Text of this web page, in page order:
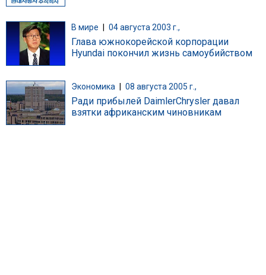
В мире 04 августа 2003 г.,
Глава южнокорейской корпорации
Hyundai покончил жизнь самоубийством
Экономика 08 августа 2005 г.,
Ради прибылей DaimlerChrysler давал
взятки африканским чиновникам